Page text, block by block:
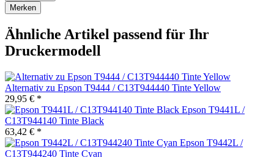
Merken
Ähnliche Artikel passend für Ihr
Druckermodell
Alternativ zu Epson T9444 / C13T944440 Tinte Yellow
29,95 € *
Epson T9441L /
C13T944140 Tinte Black
63,42 € *
Epson T9442L /
C13T944240 Tinte Cyan